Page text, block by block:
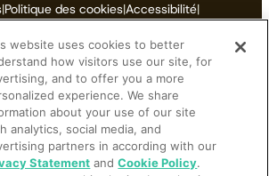
|Politique des cookies|Accessibilité|
mes informations personnelles
droits réservés.
hospitality software developer.
website uses cookies to better
how visitors use our site, for
and to offer you a more
experience. We share
about your use of our site
analytics, social media, and
partners in according with our
Statement andCookie Policy.